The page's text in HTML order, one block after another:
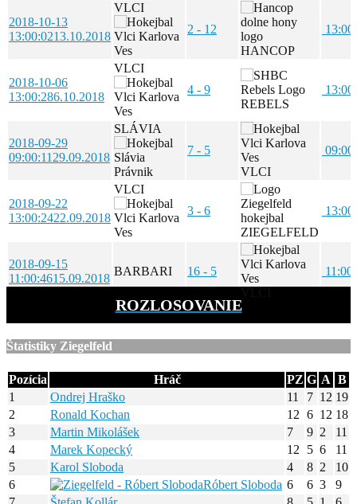
2018-10-13
13:00:0213.10.2018
VLCI
2 - 12
HANCOP
2018-10-06
13:00:286.10.2018
VLCI
4 - 9
REBELS
2018-09-29
09:00:11 29.09.2018
SLÁVIA
7 - 5
VLCI
2018-09-22
13:00:2422.09.2018
VLCI
3 - 6
ZIEGELFELD
2018-09-15
11:00:4615.09.2018
BARBARI
16 - 5
ROZLOSOVANIE
Štatistiky Ziegelfeld
Pozícia Hráč PZ G A B
1
Ondrej Hraško 11 7 12 19
2
Ronald Kochan 12 6 12 18
3
Martin Mikolášek 7 9 2
11
4
Marek Kopecký 12 5 6
11
5
Karol Sloboda 4 8 2
10
6
Róbert Sloboda 6 6 3
9